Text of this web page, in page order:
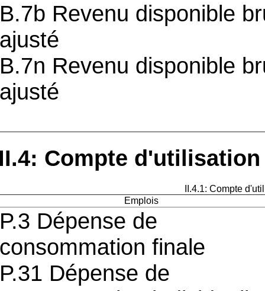
B.7b Revenu disponible
ajusté
B.7n Revenu disponible
ajusté
Compte
II.4.1: Compte
Emplois
P.3 Dépense de
consommation finale
P.31 Dépense de